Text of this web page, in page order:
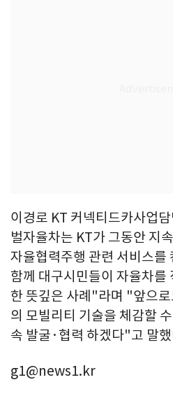
이경로 KT 커넥티드카사업
벌자율차는 KT가 그동안 지
자율협력주행 관련 서비스를
함께 대구시민들이 자율차를
한 뜻깊은 사례"라며 "앞으
의 모빌리티 기술을 체감할
속 발굴·협력 하겠다"고 말
g1@news1.kr